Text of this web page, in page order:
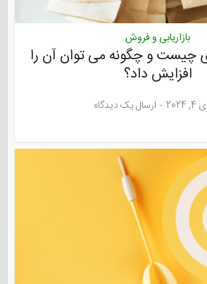
بازاریابی و فروش
چیست و چگونه می توان آن را
افزایش داد؟
ارسال یک دیدگاه